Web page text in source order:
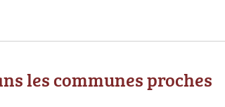
les communes proches